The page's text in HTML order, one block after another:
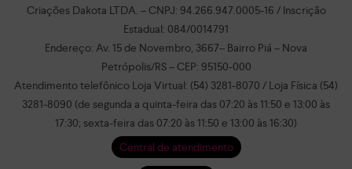
Criações Dakota LTDA. – CNPJ: 94.266.947.0005-16 / Inscrição
Estadual: 084/0014791
Endereço: Av. 15 de Novembro, 3667– Bairro Piá – Nova
Petrópolis/RS – CEP: 95150-000
Atendimento telefônico Loja Virtual: (54) 3281-8070 / Loja Física (54)
3281-8090 (de segunda a quinta-feira das 07:20 às 11:50 e 13:00 às
17:30; sexta-feira das 07:20 às 11:50 e 13:00 às 16:30)
Central de atendimento